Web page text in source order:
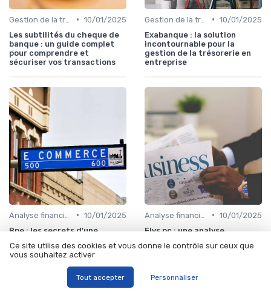
• 10/01/2025
Les subtilités du cheque de
banque : un guide complet
pour comprendre et
sécuriser vos transactions
• 10/01/2025
Exabanque : la solution
incontournable pour la
gestion de la trésorerie en
entreprise
• 10/01/2025
Bpe : les secrets d'une
• 10/01/2025
Elys pc : une analyse
performances et de ses
Ce site utilise des cookies et vous donne le contrôle sur ceux que
vous souhaitez activer
Tout accepter Personnaliser